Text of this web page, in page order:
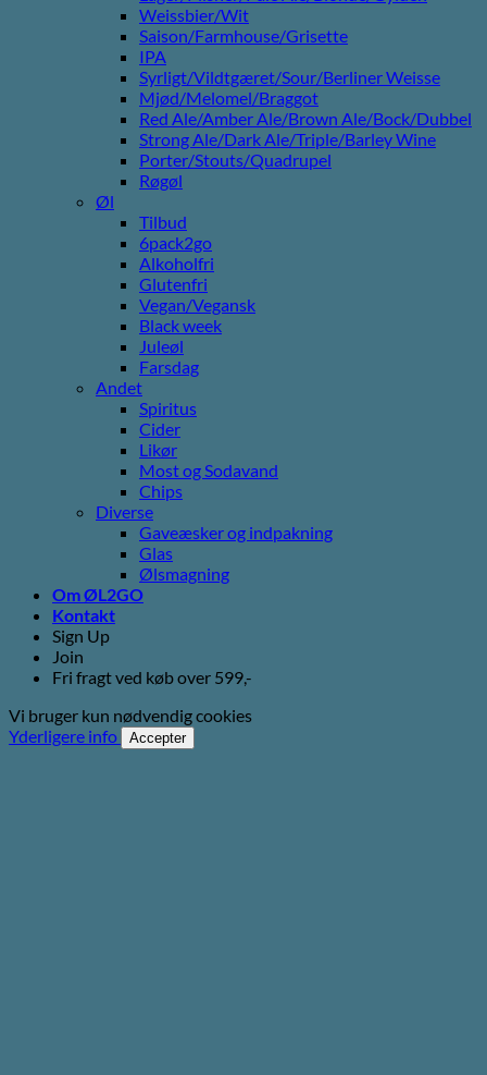
Weissbier/Wit
Saison/Farmhouse/Grisette
IPA
Syrligt/Vildtgæret/Sour/Berliner Weisse
Mjød/Melomel/Braggot
Red Ale/Amber Ale/Brown Ale/Bock/Dubbel
Strong Ale/Dark Ale/Triple/Barley Wine
Porter/Stouts/Quadrupel
Røgøl
Øl
Tilbud
6pack2go
Alkoholfri
Glutenfri
Vegan/Vegansk
Black week
Juleøl
Farsdag
Andet
Spiritus
Cider
Likør
Most og Sodavand
Chips
Diverse
Gaveæsker og indpakning
Glas
Ølsmagning
Om ØL2GO
Kontakt
Sign Up
Join
Fri fragt ved køb over 599,-
Vi bruger kun nødvendig cookies
Yderligere info
Accepter